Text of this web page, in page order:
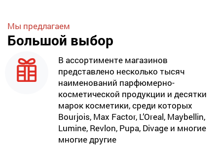
Мы предлагаем
Большой выбор
В ассортименте магазинов
представлено несколько тысяч
наименований парфюмерно-
косметической продукции и десятки
марок косметики, среди которых
Bourjois, Max Factor, L’Oreal, Maybellin,
Lumine, Revlon, Pupa, Divage и многие
многие другие